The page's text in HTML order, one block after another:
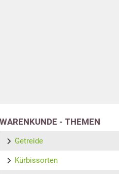
WARENKUNDE - THEMEN
Getreide
Kürbissorten